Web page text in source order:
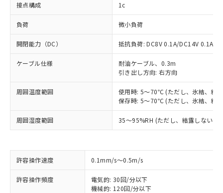
接点構成 1c
負荷 微小負荷
開閉能力（DC） 抵抗負荷: DC8V 0.1A/DC14V 0.1A/
ケーブル仕様
耐油ケーブル、0.3m
引き出し方向: 右方向
周囲温度範囲
使用時: 5～70℃ (ただし、氷結、結
保存時: 5～70℃ (ただし、氷結、結
周囲湿度範囲 35～95%RH (ただし、結露しないこ
許容操作速度 0.1mm/s～0.5m/s
許容操作頻度
電気的: 30回/分以下
機械的: 120回/分以下